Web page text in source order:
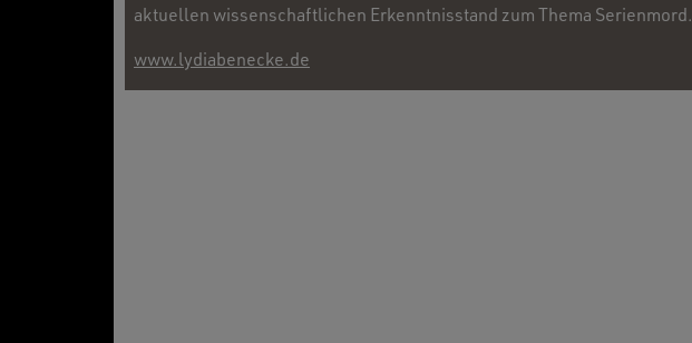
aktuellen wissenschaftlichen Erkenntnisstand zum Thema Serienmord.
www.lydiabenecke.de